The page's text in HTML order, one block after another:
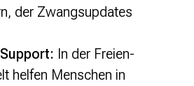
der Zwangsupdates
In der Freien-
helfen Menschen in